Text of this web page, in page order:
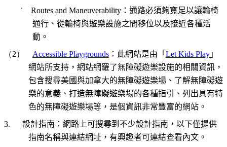
˙
Routes and Maneuverability ：通路必須夠寬足以讓輪椅
通行、從輪椅與遊樂設施之間移位以及接近各種活
動。
（2）
Accessible Playgrounds ：此網站是由「 Let Kids Play 」
網站所支持，網站網羅了無障礙遊樂設施的相關資訊，
包含搜尋美國與加拿大的無障礙遊樂場、了解無障礙遊
樂的意義、打造無障礙遊樂場的各種指引、列出具有特
色的無障礙遊樂場等，是個資訊非常豐富的網站。
3.
設計指南：網路上可搜尋到不少設計指南，以下僅提供
指南名稱與連結網址，有興趣者可連結查看內文。